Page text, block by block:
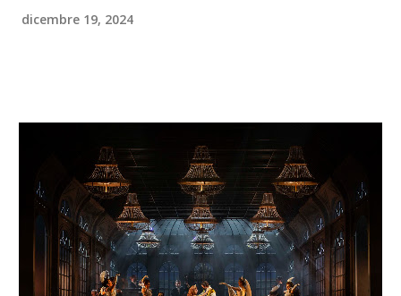
dicembre 19, 2024